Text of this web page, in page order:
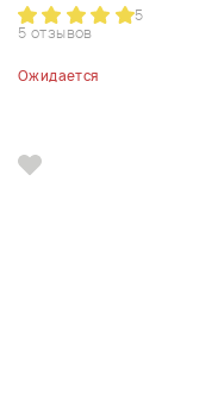
5
5 отзывов
Ожидается